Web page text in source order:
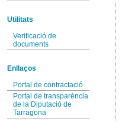
Utilitats
Verificació de
documents
Enllaços
Portal de contractació
Portal de transparència
de la Diputació de
Tarragona